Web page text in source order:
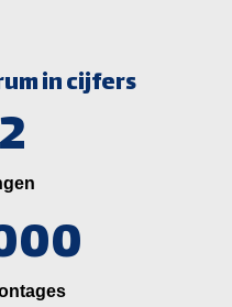
in cijfers